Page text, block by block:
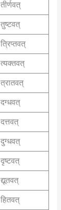
तीर्णवत्
तुष्टवत्
त्रिप्तवत्
त्यक्तवत्
त्रातवत्
दग्धवत्
दत्तवत्
दुग्धवत्
दृष्टवत्
द्यूतवत्
हितवत्